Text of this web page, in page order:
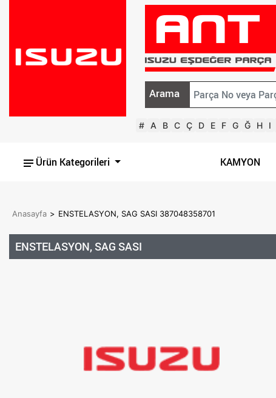
Arama
# A B C Ç D E F G Ğ H I
Ürün Kategorileri KAMYON
Anasayfa > ENSTELASYON, SAG SASI 387048358701
ENSTELASYON, SAG SASI